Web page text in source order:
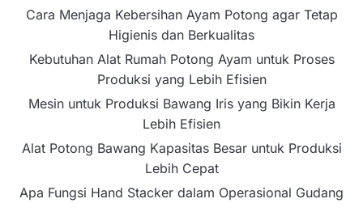
Cara Menjaga Kebersihan Ayam Potong agar Tetap
Higienis dan Berkualitas
Kebutuhan Alat Rumah Potong Ayam untuk Proses
Produksi yang Lebih Efisien
Mesin untuk Produksi Bawang Iris yang Bikin Kerja
Lebih Efisien
Alat Potong Bawang Kapasitas Besar untuk Produksi
Lebih Cepat
Apa Fungsi Hand Stacker dalam Operasional Gudang